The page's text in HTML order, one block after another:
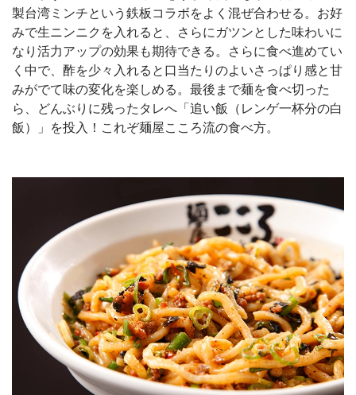
製台湾ミンチという鉄板コラボをよく混ぜ合わせる。お好
みで生ニンニクを入れると、さらにガツンとした味わいに
なり活力アップの効果も期待できる。さらに食べ進めてい
く中で、酢を少々入れると口当たりのよいさっぱり感と甘
みがでて味の変化を楽しめる。最後まで麺を食べ切った
ら、どんぶりに残ったタレへ「追い飯（レンゲ一杯分の白
飯）」を投入！これぞ麺屋こころ流の食べ方。